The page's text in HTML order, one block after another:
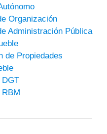
Organización
Administración Pública
de Propiedades
DGT